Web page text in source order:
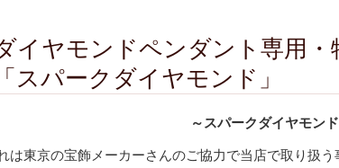
イヤモンドペンダント専用・
「スパークダイヤモンド」
～スパークダイヤモン
は東京の宝飾メーカーさんのご協力で当店で取り扱